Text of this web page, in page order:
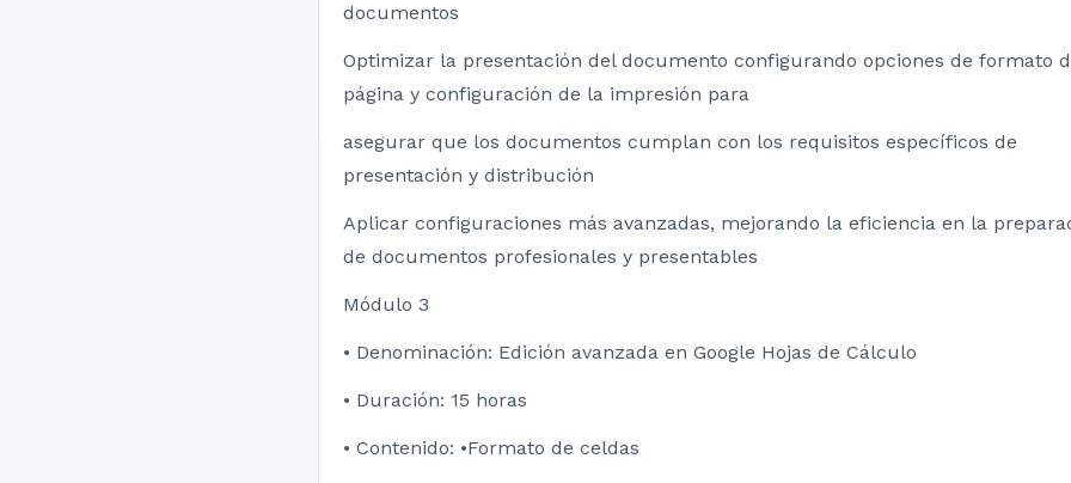
documentos
Optimizar la presentación del documento configurando opciones de formato
página y configuración de la impresión para
asegurar que los documentos cumplan con los requisitos específicos de
presentación y distribución
Aplicar configuraciones más avanzadas, mejorando la eficiencia en la
de documentos profesionales y presentables
Módulo 3
• Denominación: Edición avanzada en Google Hojas de Cálculo
• Duración: 15 horas
• Contenido: •Formato de celdas